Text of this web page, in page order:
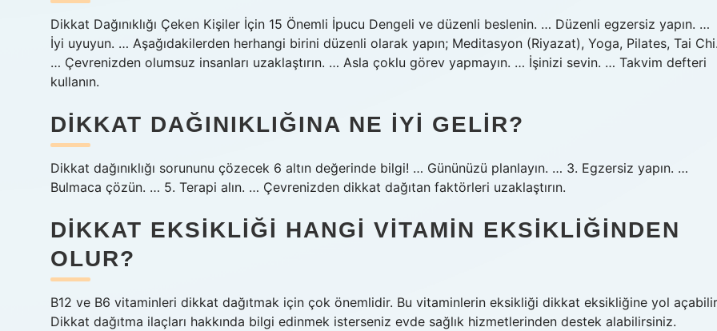
Dikkat Dağınıklığı Çeken Kişiler İçin 15 Önemli İpucu Dengeli ve düzenli beslenin. … Düzenli egzersiz yapın. …
İyi uyuyun. … Aşağıdakilerden herhangi birini düzenli olarak yapın; Meditasyon (Riyazat), Yoga, Pilates, Tai
… Çevrenizden olumsuz insanları uzaklaştırın. … Asla çoklu görev yapmayın. … İşinizi sevin. … Takvim defteri
kullanın.
DIKKAT DAĞINIKLIĞINA NE IYI GELIR?
Dikkat dağınıklığı sorununu çözecek 6 altın değerinde bilgi! … Gününüzü planlayın. … 3. Egzersiz yapın. …
Bulmaca çözün. … 5. Terapi alın. … Çevrenizden dikkat dağıtan faktörleri uzaklaştırın.
DIKKAT EKSIKLIĞI HANGI VITAMIN EKSIKLIĞINDEN
OLUR?
B12 ve B6 vitaminleri dikkat dağıtmak için çok önemlidir. Bu vitaminlerin eksikliği dikkat eksikliğine yol
Dikkat dağıtma ilaçları hakkında bilgi edinmek isterseniz evde sağlık hizmetlerinden destek alabilirsiniz.